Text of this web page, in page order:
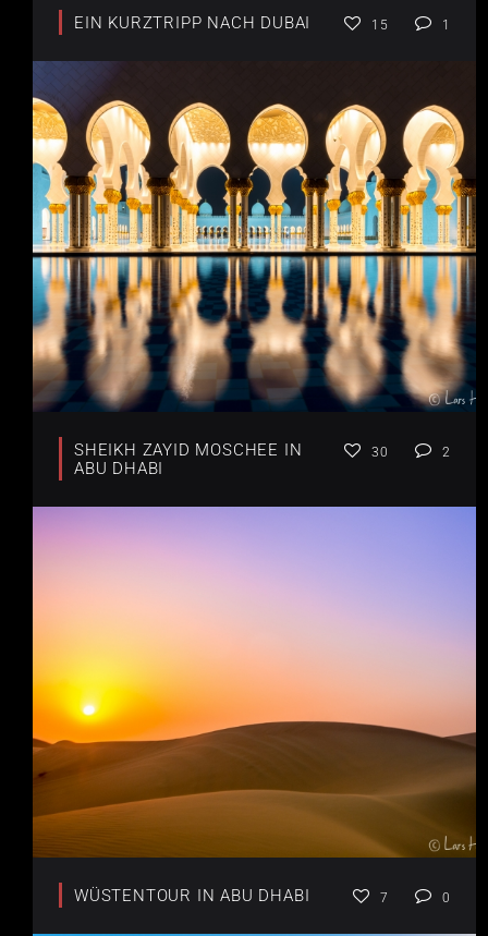
EIN KURZTRIPP NACH DUBAI 15 1
SHEIKH ZAYID MOSCHEE IN
ABU DHABI
30 2
WÜSTENTOUR IN ABU DHABI 7 0